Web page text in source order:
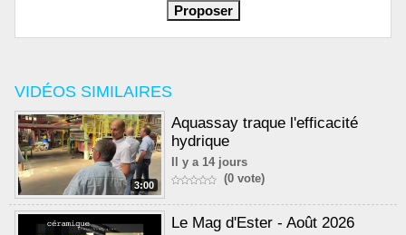
VIDÉOS SIMILAIRES
3:00
Aquassay traque l'efficacité
hydrique
Il y a 14 jours
(0 vote)
Le Mag d'Ester - Août 2026